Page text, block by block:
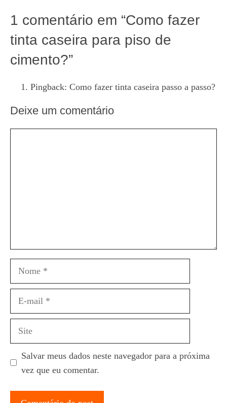
1 comentário em “Como fazer
tinta caseira para piso de
cimento?”
Pingback: Como fazer tinta caseira passo a passo?
Deixe um comentário
Salvar meus dados neste navegador para a próxima
vez que eu comentar.